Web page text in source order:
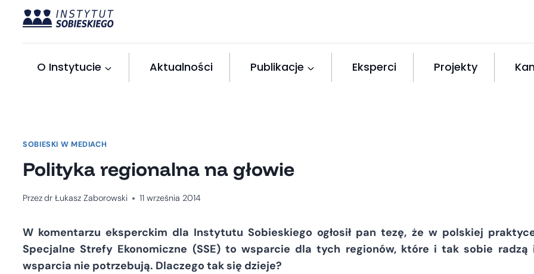
Przejdź
treści
O Instytucie Aktualności Publikacje Eksperci Projekty
SOBIESKI W MEDIACH
Polityka regionalna na głowie
Przezdr Łukasz Zaborowski 11 września 2014
W komentarzu eksperckim dla Instytutu Sobieskiego ogłosił pan tezę, że w polskiej
Specjalne Strefy Ekonomiczne (SSE) to wsparcie dla tych regionów, które i tak sobie radzą
wsparcia nie potrzebują. Dlaczego tak się dzieje?